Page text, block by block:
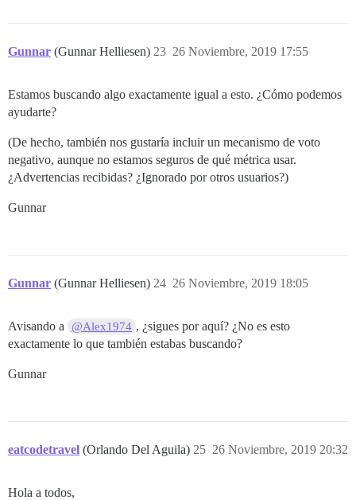
Gunnar (Gunnar Helliesen) 26 Noviembre, 2019 17:55
23
Estamos buscando algo exactamente igual a esto. ¿Cómo podemos
ayudarte?
(De hecho, también nos gustaría incluir un mecanismo de voto
negativo, aunque no estamos seguros de qué métrica usar.
¿Advertencias recibidas? ¿Ignorado por otros usuarios?)
Gunnar
Gunnar (Gunnar Helliesen) 26 Noviembre, 2019 18:05
24
Avisando a @Alex1974 , ¿sigues por aquí? ¿No es esto
exactamente lo que también estabas buscando?
Gunnar
eatcodetravel (Orlando Del Aguila) 26 Noviembre, 2019 20:32
25
Hola a todos,